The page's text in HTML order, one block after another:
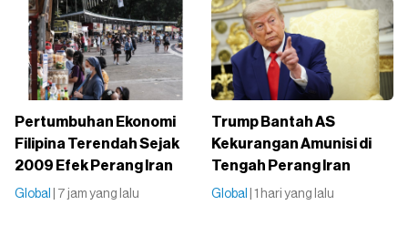
Pertumbuhan Ekonomi
Filipina Terendah Sejak
2009 Efek Perang Iran
Global | 7 jam yang lalu
Trump Bantah AS
Kekurangan Amunisi di
Tengah Perang Iran
Global | 1 hari yang lalu